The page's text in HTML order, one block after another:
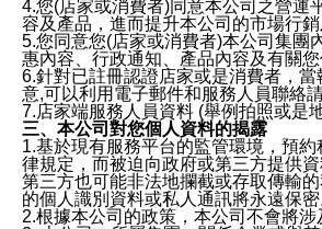
4.您(店家或消費者)同意本公司之營運
容及產品，進而提升本公司的市場行
5.您同意您(店家或消費者)本公司集團
惠內容、行政通知、產品內容及有關
6.針對已註冊認證店家或是消費者，
意,可以利用電子郵件和服務人員聯絡
7.店家端服務人員資料 (舉例拍照或是
三、本公司對您個人資料的揭露
1.基於現有服務平台的監管環境，預
律規定，而被迫向政府或第三方提供資
第三方也可能非法地攔截或存取傳輸
的個人識別資料或私人通訊將永遠保密
2.根據本公司的政策，本公司不會將